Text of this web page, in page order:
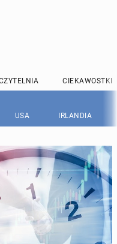
CIEKAWOSTKI
USA IRLANDIA